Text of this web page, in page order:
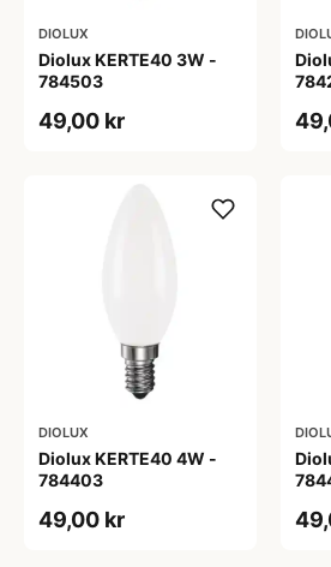
DIOLUX
Diolux KERTE40 3W -
784503
49,00 kr
DIOLUX
Diolux KERTE40 4W -
784403
49,00 kr